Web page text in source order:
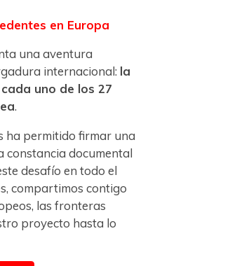
en Europa
una aventura
internacional: la
uno de los 27
.
ha permitido firmar una
constancia documental
desafío en todo el
compartimos contigo
las fronteras
proyecto hasta lo